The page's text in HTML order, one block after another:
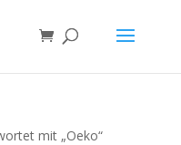
mit „Oeko“